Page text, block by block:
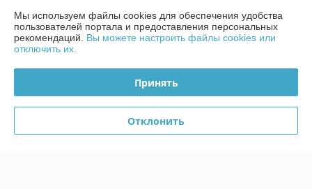
Доставка и оплата
График работы
Политика обработки cookies
Мы используем файлы cookies для обеспечения удобства
пользователей портала и предоставления персональных
рекомендаций. Вы можете настроить файлы cookies или
отключить их.
Принять
Отклонить